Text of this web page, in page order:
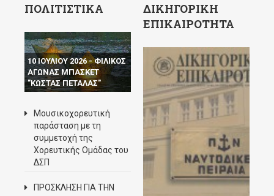
ΠΟΛΙΤΙΣΤΙΚΑ
10 ΙΟΥΛΙΟΥ 2026 - ΦΙΛΙΚΟΣ
ΑΓΩΝΑΣ ΜΠΑΣΚΕΤ
"ΚΩΣΤΑΣ ΠΕΤΑΛΑΣ"
Μουσικοχορευτική
παράσταση με τη
συμμετοχή της
Χορευτικής Ομάδας του
ΔΣΠ
ΠΡΟΣΚΛΗΣΗ ΓΙΑ ΤΗΝ
ΔΙΚΗΓΟΡΙΚΗ
ΕΠΙΚΑΙΡΟΤΗΤΑ